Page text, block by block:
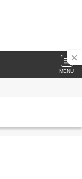
MENU